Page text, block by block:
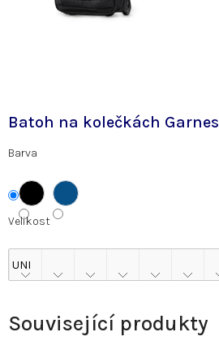
Batoh na kolečkách Garnes
Barva
Velikost
Související produkty